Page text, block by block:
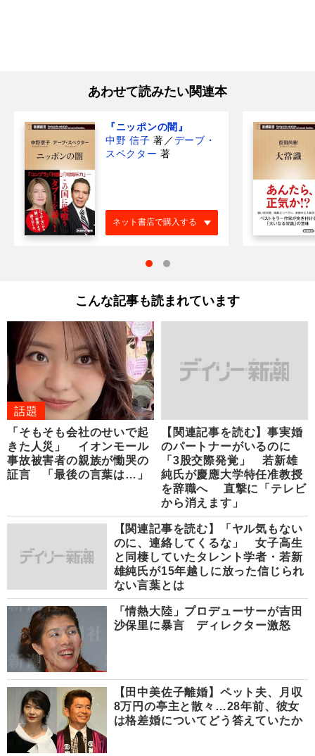
あわせて読みたい関連本
『ニッポンの闇』
中野 信子 著 ／デーブ・
スペクター 著
ネット書店で購入する
こんな記事も読まれています
話題
「そもそも会社のせいで起
きた人災」 イオンモール
事故被害者の親族が慟哭の
証言 「最後の言葉は…」
【関連記事を読む】事実婚
のパートナーがいるのに
「3股交際発覚」 若新雄
純氏が慶應大学特任准教授
を辞職へ 直撃に「テレビ
から消えます」
【関連記事を読む】「ヤル気もない
のに、連絡してくるな」 女子高生
と同棲していたタレント学者・若新
雄純氏が15年越しに放った信じられ
ない言葉とは
「情熱大陸」プロデューサーが吉田
沙保里に暴言 ディレクター激怒
【田中美佐子離婚】ペット夫、月収
8万円の亭主と散々…28年前、彼女
は格差婚についてどう答えていたか